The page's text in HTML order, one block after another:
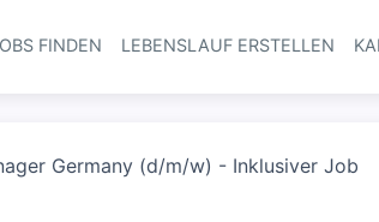
FINDEN LEBENSLAUF ERSTELLEN
Germany (d/m/w) - Inklusiver Job